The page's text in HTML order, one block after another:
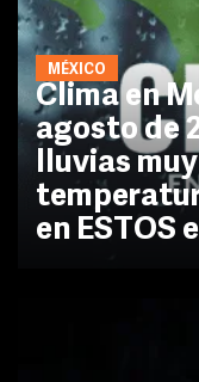
MÉXICO
Clima en
agosto de
lluvias
en ESTOS